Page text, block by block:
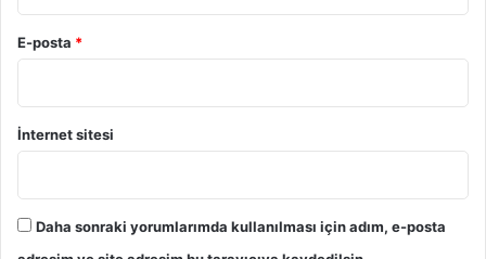
E-posta *
İnternet sitesi
Daha sonraki yorumlarımda kullanılması için adım, e-posta